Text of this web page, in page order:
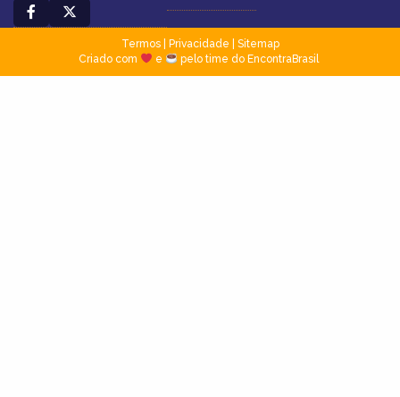
Termos| Privacidade
Sitemap
Criado com
e pelo time do EncontraBrasil